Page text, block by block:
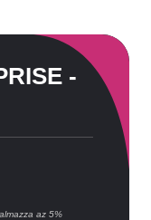
-
az 5%